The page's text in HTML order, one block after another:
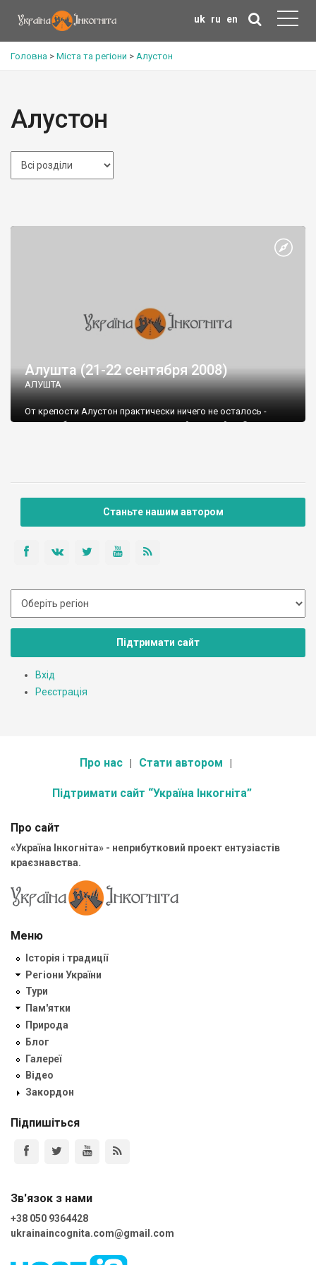
uk ru en
Головна > Міста та регіони > Алустон
Алустон
Алушта (21-22 сентября 2008)
АЛУШТА
От крепости Алустон практически ничего не осталось -
остатки башен теряются в городской застройке. Странно
Станьте нашим автором
Підтримати сайт
Вхід
Реєстрація
Про нас Стати автором
Підтримати сайт “Україна Інкогніта”
Про сайт
«Україна Інкогніта» - неприбутковий проект ентузіастів
краєзнавства.
Меню
Історія і традиції
Регіони України
Тури
Пам'ятки
Природа
Блог
Галереї
Відео
Закордон
Підпишіться
Зв'язок з нами
+38 050 9364428
ukrainaincognita.com@gmail.com